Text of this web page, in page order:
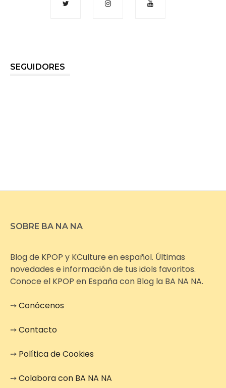
SEGUIDORES
SOBRE BA NA NA
Blog de KPOP y KCulture en español. Últimas
novedades e información de tus idols favoritos.
Conoce el KPOP en España con Blog la BA NA NA.
➙Conócenos
➙Contacto
➙ Política de Cookies
➙Colabora con BA NA NA